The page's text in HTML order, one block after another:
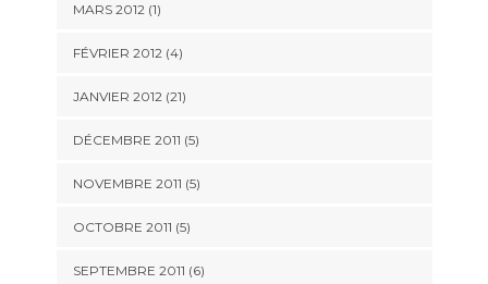
MARS 2012 (1)
FÉVRIER 2012 (4)
JANVIER 2012 (21)
DÉCEMBRE 2011 (5)
NOVEMBRE 2011 (5)
OCTOBRE 2011 (5)
SEPTEMBRE 2011 (6)